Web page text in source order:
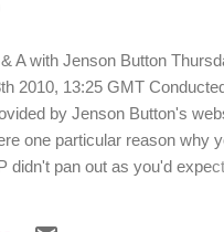
A with Jenson Button
2010, 13:25 GMT
by Jenson Button's
one particular reason why
didn't pan out as you'd